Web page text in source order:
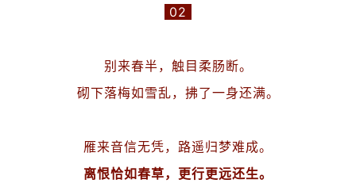
02
别来春半，触目柔肠断。
砌下落梅如雪乱，拂了一身还满。
雁来音信无凭，路遥归梦难成。
离恨恰如春草，更行更远还生。